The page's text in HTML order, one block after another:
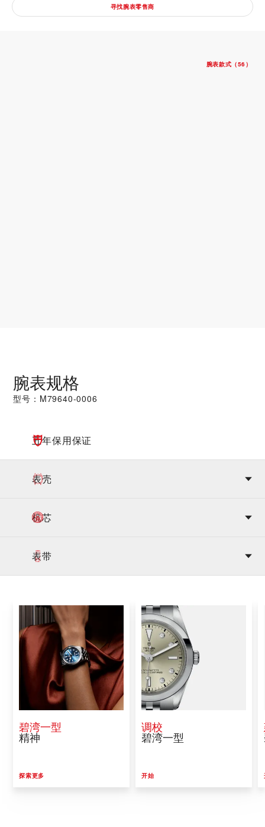
寻找腕表零售商
腕表款式（56）
腕表规格
型号：M79640-0006
五年保用保证
表壳
机芯
表带
碧湾一型
精神
探索更多
调校
碧湾一型
开始